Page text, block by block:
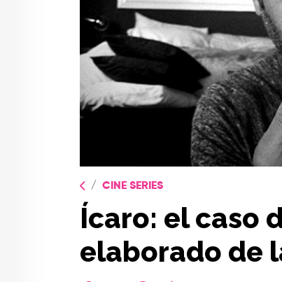
CINE SERIES
Ícaro: el caso
elaborado de